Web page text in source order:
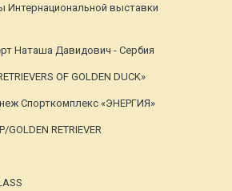
Интернациональной выставки
Наташа Давидович - Сербия
OF GOLDEN DUCK»
Спорткомплекс «ЭНЕРГИЯ»
RETRIEVER